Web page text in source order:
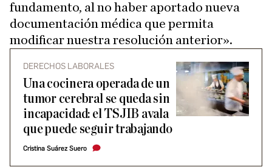
fundamento, al no haber aportado nueva
documentación médica que permita
modificar nuestra resolución anterior».
DERECHOS LABORALES
Una cocinera operada de un
tumor cerebral se queda sin
incapacidad: el TSJIB avala
que puede seguir trabajando
Cristina Suárez Suero